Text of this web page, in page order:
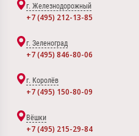
г. Железнодорожный
+7 (495) 212-13-85
г. Зеленоград
+7 (495) 846-80-06
г. Королёв
+7 (495) 150-80-09
Вёшки
+7 (495) 215-29-84